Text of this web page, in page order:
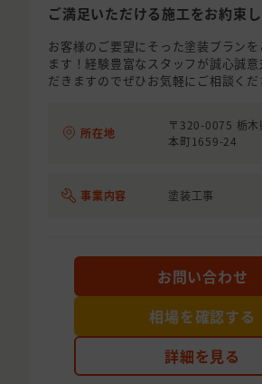
ご満足いただける施工をお約束し
お客様のご要望にそった塗装プランを
ます！経験豊富なスタッフが誠心誠
だきますのでぜひお気軽にご相談くだ
所在地
〒320-0075 栃木
本町1659-24
事業内容 塗装工事
詳細を見る
お問い合わせ
相場を確認する